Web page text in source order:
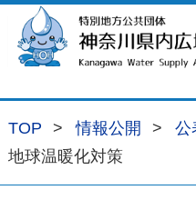
TOP 情報公開
公
地球温暖化対策